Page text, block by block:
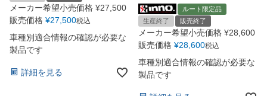
メーカー希望小売価格 ¥27,500
販売価格 ¥27,500税込
車種別適合情報の確認が必要な
製品です
詳細を見る
ルート限定品
生産終了
販売終了
メーカー希望小売価格 ¥28,600
販売価格 ¥28,600税込
車種別適合情報の確認が必要な
製品です